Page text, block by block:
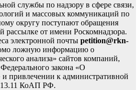
службы по надзору в сфере связи,
и массовых коммуникаций по
округу поступают обращения
рассылке от имени Роскомнадзора.
электронной почты petition@rkn-
ложную информацию о
анализа» сайтов компаний,
закона «О
привлечении к административной
13.11 КоАП РФ.